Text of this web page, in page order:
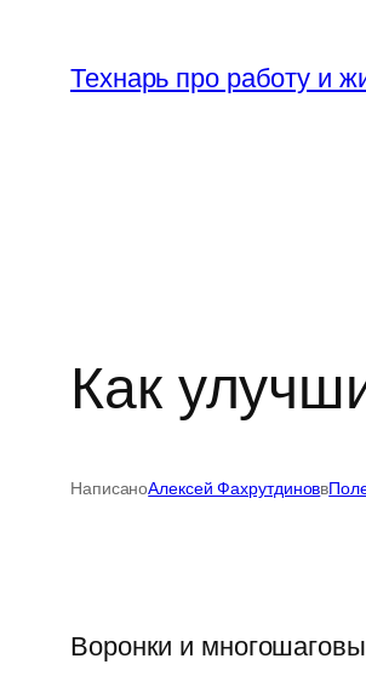
содержимому
Технарь про работу и
Как
НаписаноАлексей Фахрутдиновв
Воронки и